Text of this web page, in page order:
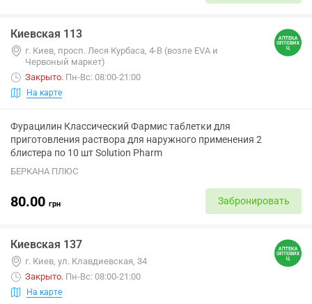
Киевская 113
г. Киев, просп. Леся Курбаса, 4-В (возле EVA и
Червоный маркет)
Закрыто. Пн-Вс: 08:00-21:00
На карте
Фурацилин Классический Фармис таблетки для
приготовления раствора для наружного применения 2
блистера по 10 шт Solution Pharm
БЕРКАНА ПЛЮС
80.00 грн Забронировать
Киевская 137
г. Киев, ул. Клавдиевская, 34
Закрыто. Пн-Вс: 08:00-21:00
На карте